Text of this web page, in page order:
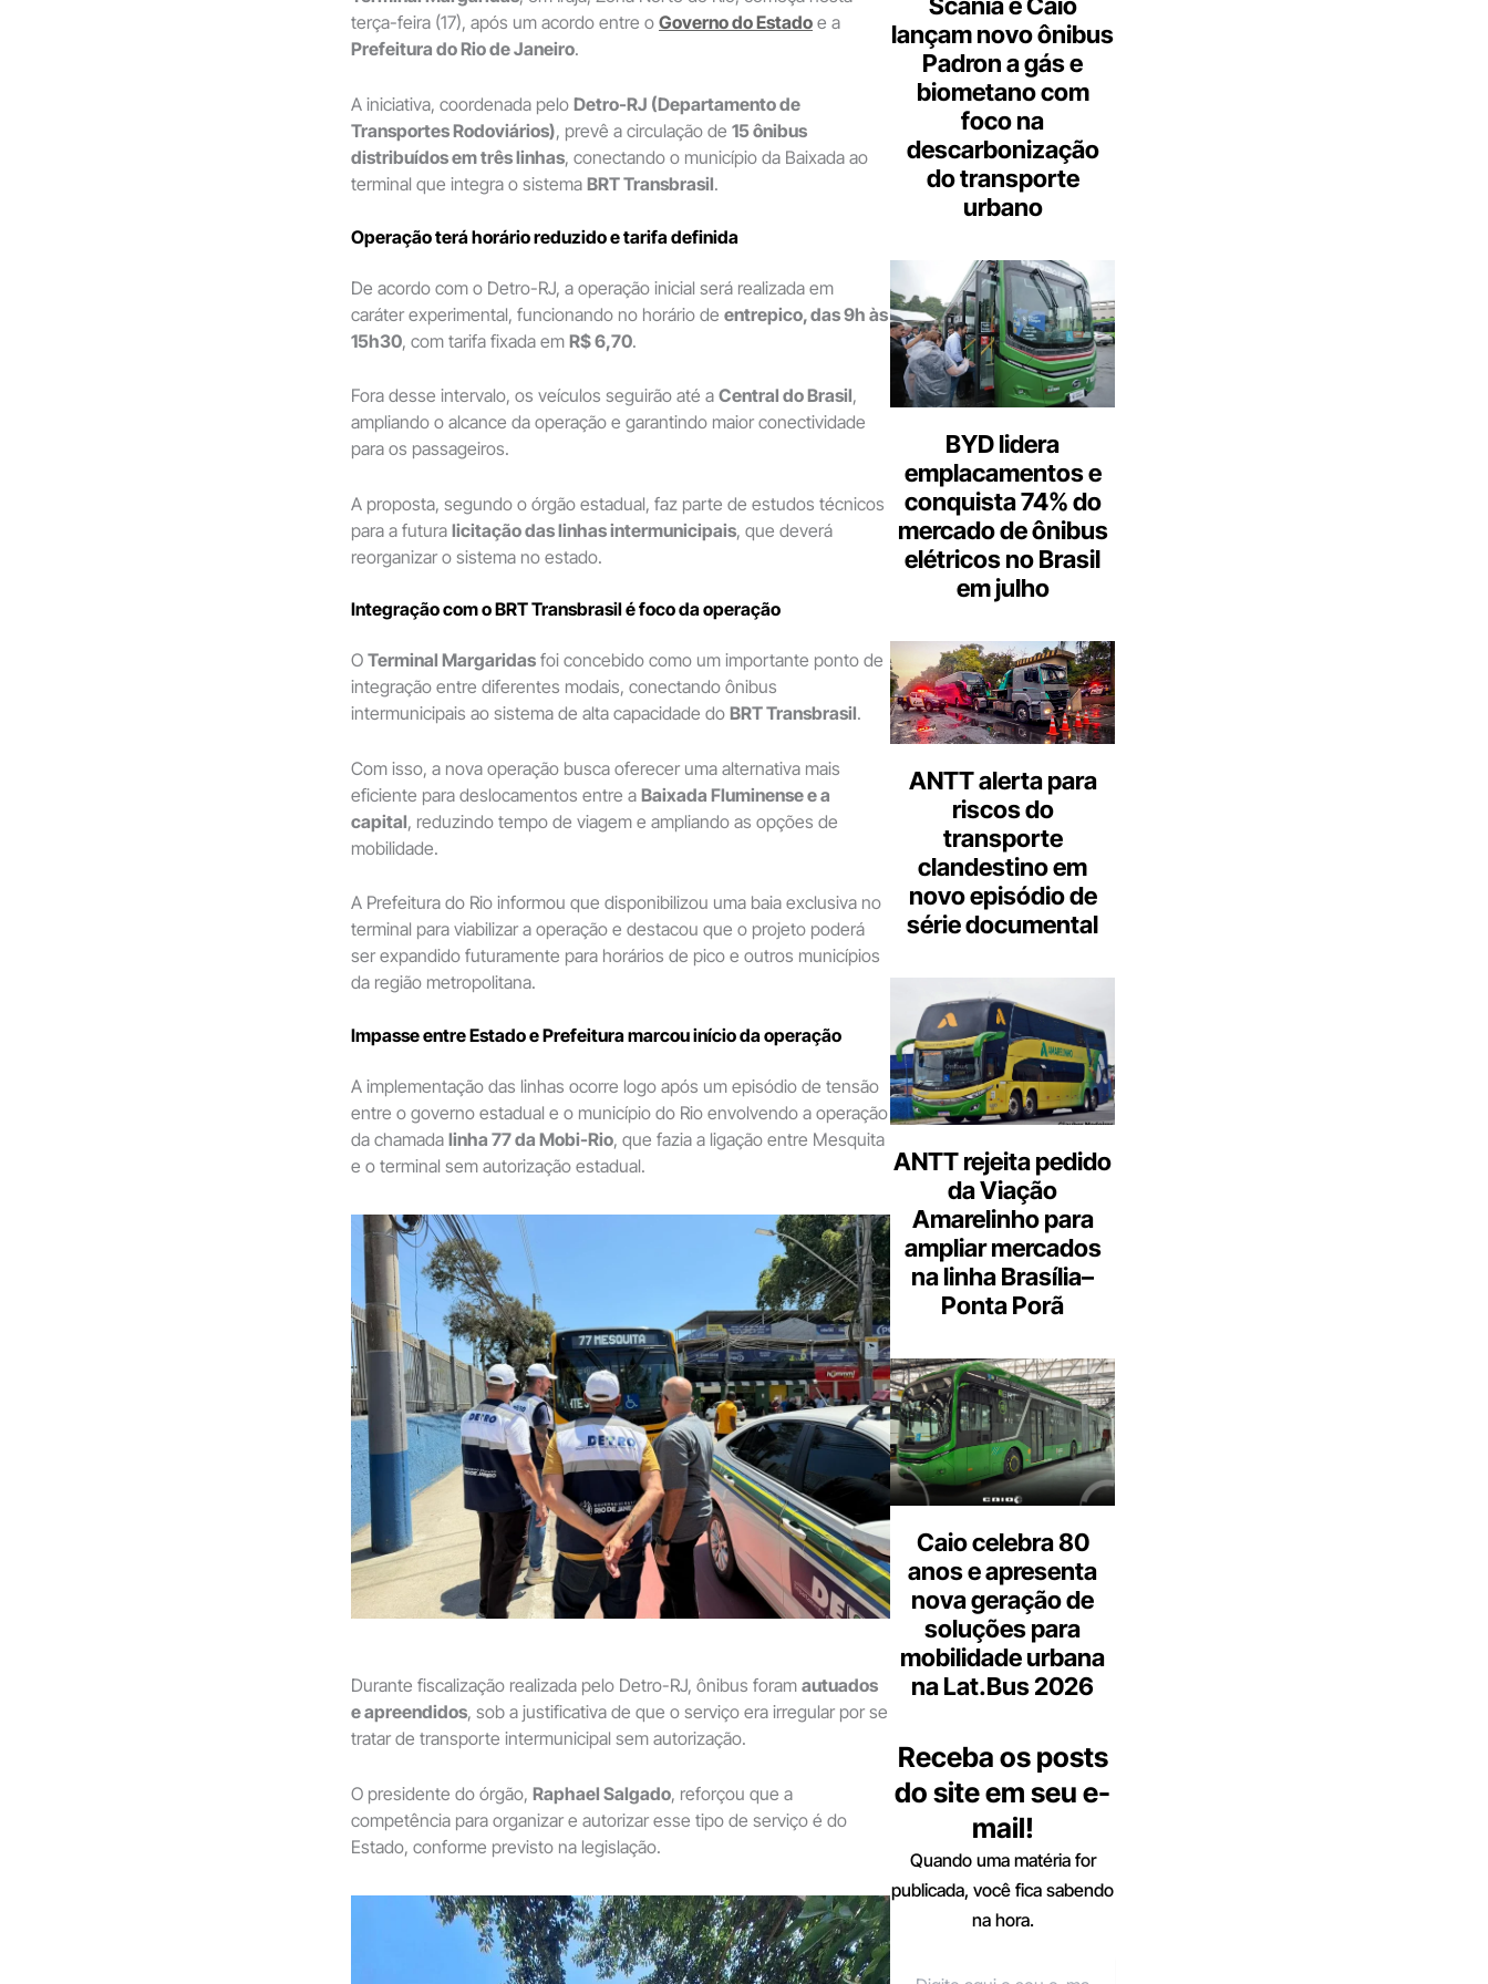
terça-feira (17), após um acordo entre o Governo do Estado e a
Prefeitura do Rio de Janeiro.
A iniciativa, coordenada pelo Detro-RJ (Departamento de
Transportes Rodoviários), prevê a circulação de 15 ônibus
distribuídos em três linhas, conectando o município da Baixada ao
terminal que integra o sistema BRT Transbrasil.
Operação terá horário reduzido e tarifa definida
De acordo com o Detro-RJ, a operação inicial será realizada em
caráter experimental, funcionando no horário de entrepico, das 9h às
15h30, com tarifa fixada em R$ 6,70.
Fora desse intervalo, os veículos seguirão até a Central do Brasil,
ampliando o alcance da operação e garantindo maior conectividade
para os passageiros.
A proposta, segundo o órgão estadual, faz parte de estudos técnicos
para a futura licitação das linhas intermunicipais, que deverá
reorganizar o sistema no estado.
Integração com o BRT Transbrasil é foco da operação
O Terminal Margaridas foi concebido como um importante ponto de
integração entre diferentes modais, conectando ônibus
intermunicipais ao sistema de alta capacidade do BRT Transbrasil.
Com isso, a nova operação busca oferecer uma alternativa mais
eficiente para deslocamentos entre a Baixada Fluminense e a
capital, reduzindo tempo de viagem e ampliando as opções de
mobilidade.
A Prefeitura do Rio informou que disponibilizou uma baia exclusiva no
terminal para viabilizar a operação e destacou que o projeto poderá
ser expandido futuramente para horários de pico e outros municípios
da região metropolitana.
Impasse entre Estado e Prefeitura marcou início da operação
A implementação das linhas ocorre logo após um episódio de tensão
entre o governo estadual e o município do Rio envolvendo a operação
da chamada linha 77 da Mobi-Rio, que fazia a ligação entre Mesquita
e o terminal sem autorização estadual.
Durante fiscalização realizada pelo Detro-RJ, ônibus foram autuados
e apreendidos, sob a justificativa de que o serviço era irregular por se
tratar de transporte intermunicipal sem autorização.
O presidente do órgão, Raphael Salgado, reforçou que a
competência para organizar e autorizar esse tipo de serviço é do
Estado, conforme previsto na legislação.
lançam novo ônibus
Padron a gás e
biometano com
foco na
descarbonização
do transporte
urbano
BYD lidera
emplacamentos e
conquista 74% do
mercado de ônibus
elétricos no Brasil
em julho
ANTT alerta para
riscos do
transporte
clandestino em
novo episódio de
série documental
ANTT rejeita pedido
da Viação
Amarelinho para
ampliar mercados
na linha Brasília–
Ponta Porã
Caio celebra 80
anos e apresenta
nova geração de
soluções para
mobilidade urbana
na Lat.Bus 2026
Receba os posts
do site em seu e-
mail!
Quando uma matéria for
publicada, você fica sabendo
na hora.